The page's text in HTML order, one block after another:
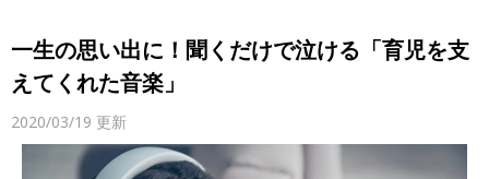
一生の思い出に！聞くだけで泣ける「育児を支
えてくれた音楽」
2020/03/19 更新